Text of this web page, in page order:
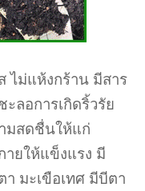
ไม่แห้งกร้าน มีสาร
ลอการเกิดริ้วรัย
มสดชื่นให้แก่
ายให้แข็งแรง มี
มะเขือเทศ มีบีตา